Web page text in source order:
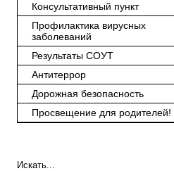
Консультативный пункт
Профилактика вирусных
заболеваний
Результаты СОУТ
Антитеррор
Дорожная безопасность
Просвещение для родителей!
Искать...